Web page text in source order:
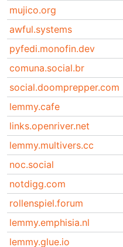
mujico.org
awful.systems
pyfedi.monofin.dev
comuna.social.br
social.doomprepper.com
lemmy.cafe
links.openriver.net
lemmy.multivers.cc
noc.social
notdigg.com
rollenspiel.forum
lemmy.emphisia.nl
lemmy.glue.io